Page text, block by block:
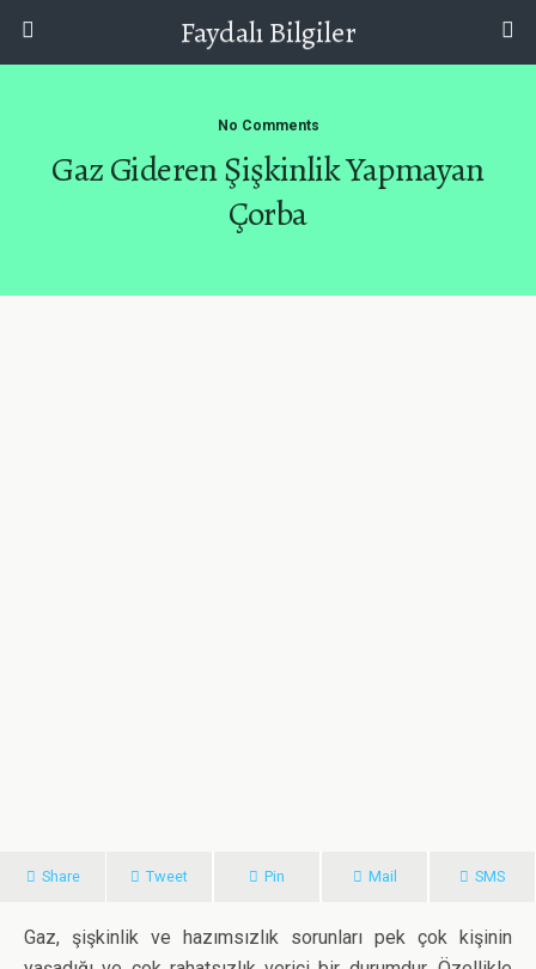
Faydalı Bilgiler
No Comments
Gaz Gideren Şişkinlik Yapmayan
Çorba
Share Tweet Pin Mail SMS
Gaz, şişkinlik ve hazımsızlık sorunları pek çok kişinin